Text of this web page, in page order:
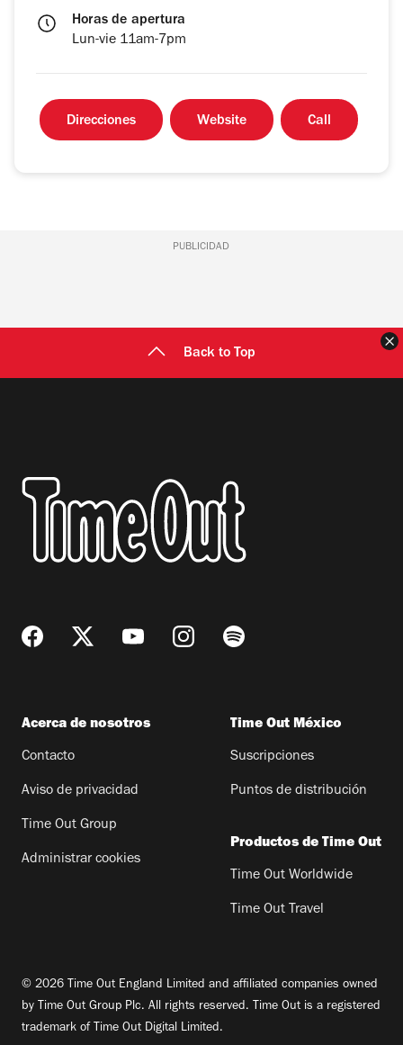
Horas de apertura
Lun-vie 11am-7pm
Direcciones Website Call
PUBLICIDAD
Back to Top
Acerca de nosotros
Contacto
Aviso de privacidad
Time Out Group
Administrar cookies
Time Out México
Suscripciones
Puntos de distribución
Productos de Time Out
Time Out Worldwide
Time Out Travel
© 2026 Time Out England Limited and affiliated companies owned
by Time Out Group Plc. All rights reserved. Time Out is a registered
trademark of Time Out Digital Limited.